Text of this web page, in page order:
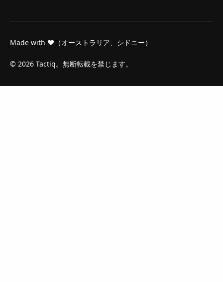
© 2026 Tactiq。無断転載を禁じます。
Made with ❤（オーストラリア、シドニー）